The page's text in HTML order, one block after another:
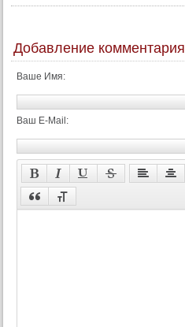
Добавление комментария
Ваше Имя:
Ваш E-Mail: